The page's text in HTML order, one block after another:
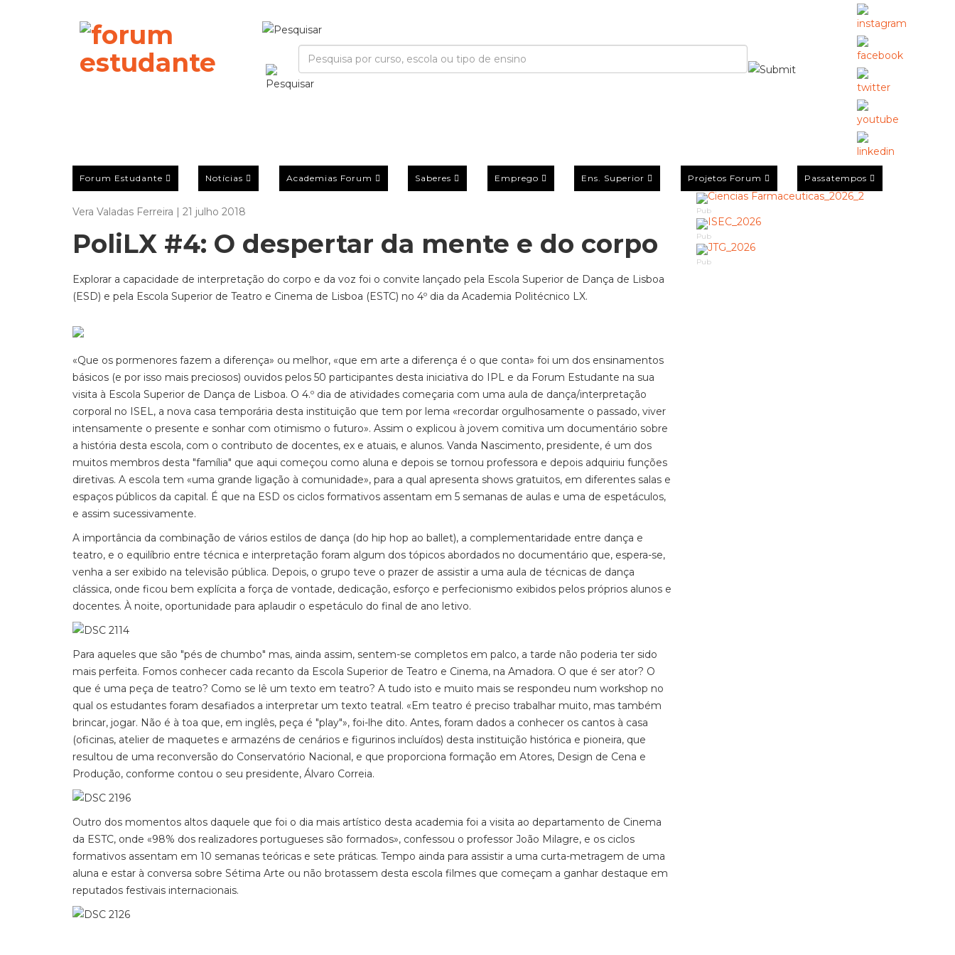
Forum Estudante Notícias Academias Forum Saberes Emprego Ens. Superior Projetos Forum Passatempos
Vera Valadas Ferreira | 21 julho 2018
PoliLX #4: O despertar da mente e do corpo
Explorar a capacidade de interpretação do corpo e da voz foi o convite lançado pela Escola Superior de Dança de Lisboa
(ESD) e pela Escola Superior de Teatro e Cinema de Lisboa (ESTC) no 4º dia da Academia Politécnico LX.
«Que os pormenores fazem a diferença» ou melhor, «que em arte a diferença é o que conta» foi um dos ensinamentos
básicos (e por isso mais preciosos) ouvidos pelos 50 participantes desta iniciativa do IPL e da Forum Estudante na sua
visita à Escola Superior de Dança de Lisboa. O 4.º dia de atividades começaria com uma aula de dança/interpretação
corporal no ISEL, a nova casa temporária desta instituição que tem por lema «recordar orgulhosamente o passado, viver
intensamente o presente e sonhar com otimismo o futuro». Assim o explicou à jovem comitiva um documentário sobre
a história desta escola, com o contributo de docentes, ex e atuais, e alunos. Vanda Nascimento, presidente, é um dos
muitos membros desta "família" que aqui começou como aluna e depois se tornou professora e depois adquiriu funções
diretivas. A escola tem «uma grande ligação à comunidade», para a qual apresenta shows gratuitos, em diferentes salas e
espaços públicos da capital. É que na ESD os ciclos formativos assentam em 5 semanas de aulas e uma de espetáculos,
e assim sucessivamente.
A importância da combinação de vários estilos de dança (do hip hop ao ballet), a complementaridade entre dança e
teatro, e o equilíbrio entre técnica e interpretação foram algum dos tópicos abordados no documentário que, espera-se,
venha a ser exibido na televisão pública. Depois, o grupo teve o prazer de assistir a uma aula de técnicas de dança
clássica, onde ficou bem explícita a força de vontade, dedicação, esforço e perfecionismo exibidos pelos próprios alunos e
docentes. À noite, oportunidade para aplaudir o espetáculo do final de ano letivo.
Para aqueles que são "pés de chumbo" mas, ainda assim, sentem-se completos em palco, a tarde não poderia ter sido
mais perfeita. Fomos conhecer cada recanto da Escola Superior de Teatro e Cinema, na Amadora. O que é ser ator? O
que é uma peça de teatro? Como se lê um texto em teatro? A tudo isto e muito mais se respondeu num workshop no
qual os estudantes foram desafiados a interpretar um texto teatral. «Em teatro é preciso trabalhar muito, mas também
brincar, jogar. Não é à toa que, em inglês, peça é "play"», foi-lhe dito. Antes, foram dados a conhecer os cantos à casa
(oficinas, atelier de maquetes e armazéns de cenários e figurinos incluídos) desta instituição histórica e pioneira, que
resultou de uma reconversão do Conservatório Nacional, e que proporciona formação em Atores, Design de Cena e
Produção, conforme contou o seu presidente, Álvaro Correia.
Outro dos momentos altos daquele que foi o dia mais artístico desta academia foi a visita ao departamento de Cinema
da ESTC, onde «98% dos realizadores portugueses são formados», confessou o professor João Milagre, e os ciclos
formativos assentam em 10 semanas teóricas e sete práticas. Tempo ainda para assistir a uma curta-metragem de uma
aluna e estar à conversa sobre Sétima Arte ou não brotassem desta escola filmes que começam a ganhar destaque em
reputados festivais internacionais.
Pub
Pub
Pub